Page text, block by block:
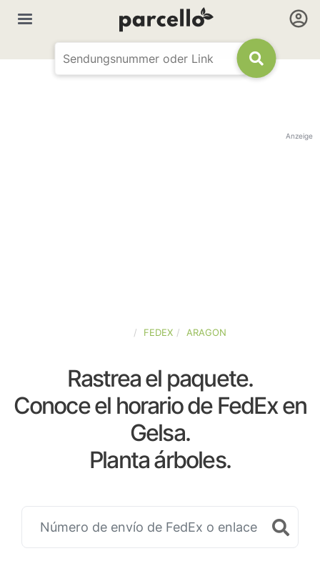
Anzeige
FEDEX ARAGON
Rastrea el paquete.
Conoce el horario de FedEx en
Gelsa.
Planta árboles.